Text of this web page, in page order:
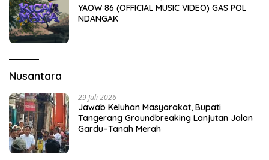
YAOW 86 (OFFICIAL MUSIC VIDEO) GAS POL
NDANGAK
Nusantara
29 Juli 2026
Jawab Keluhan Masyarakat, Bupati
Tangerang Groundbreaking Lanjutan Jalan
Gardu–Tanah Merah